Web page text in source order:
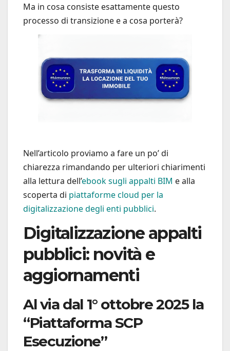
Ma in cosa consiste esattamente questo
processo di transizione e a cosa porterà?
Nell’articolo proviamo a fare un po’ di
chiarezza rimandando per ulteriori chiarimenti
alla lettura dell’ebook sugli appalti BIM e alla
scoperta di piattaforme cloud per la
digitalizzazione degli enti pubblici.
Digitalizzazione appalti
pubblici: novità e
aggiornamenti
Al via dal 1° ottobre 2025 la
“Piattaforma SCP
Esecuzione”